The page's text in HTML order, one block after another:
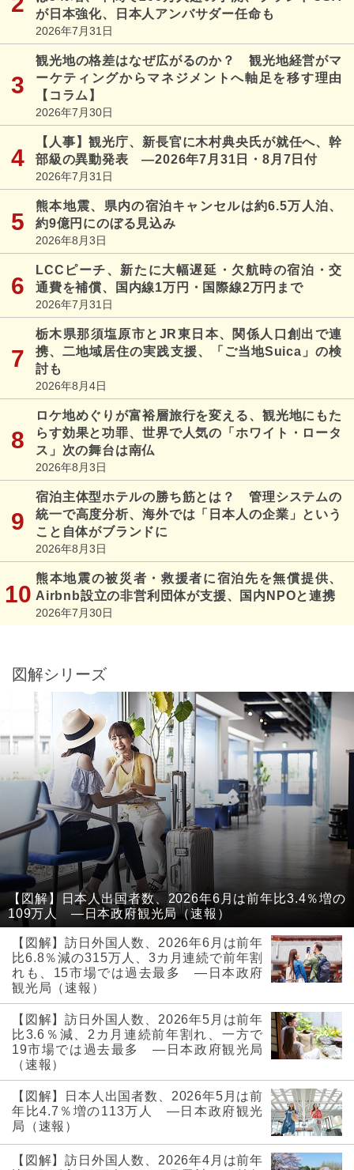
が日本強化、日本人アンバサダー任命も
2026年7月31日
観光地の格差はなぜ広がるのか？ 観光地経営がマ
ーケティングからマネジメントへ軸足を移す理由
【コラム】
2026年7月30日
【人事】観光庁、新長官に木村典央氏が就任へ、幹
部級の異動発表 ―2026年7月31日・8月7日付
2026年7月31日
熊本地震、県内の宿泊キャンセルは約6.5万人泊、
約9億円にのぼる見込み
2026年8月3日
LCCピーチ、新たに大幅遅延・欠航時の宿泊・交
通費を補償、国内線1万円・国際線2万円まで
2026年7月31日
栃木県那須塩原市とJR東日本、関係人口創出で連
携、二地域居住の実践支援、「ご当地Suica」の検
討も
2026年8月4日
ロケ地めぐりが富裕層旅行を変える、観光地にもた
らす効果と功罪、世界で人気の「ホワイト・ロータ
ス」次の舞台は南仏
2026年8月3日
宿泊主体型ホテルの勝ち筋とは？ 管理システムの
統一で高度分析、海外では「日本人の企業」という
こと自体がブランドに
2026年8月3日
熊本地震の被災者・救援者に宿泊先を無償提供、
Airbnb設立の非営利団体が支援、国内NPOと連携
2026年7月30日
図解シリーズ
【図解】日本人出国者数、2026年6月は前年比3.4％増の
109万人 ―日本政府観光局（速報）
【図解】訪日外国人数、2026年6月は前年
比6.8％減の315万人、3カ月連続で前年割
れも、15市場では過去最多 ―日本政府
観光局（速報）
【図解】訪日外国人数、2026年5月は前年
比3.6％減、2カ月連続前年割れ、一方で
19市場では過去最多 ―日本政府観光局
（速報）
【図解】日本人出国者数、2026年5月は前
年比4.7％増の113万人 ―日本政府観光
局（速報）
【図解】訪日外国人数、2026年4月は前年